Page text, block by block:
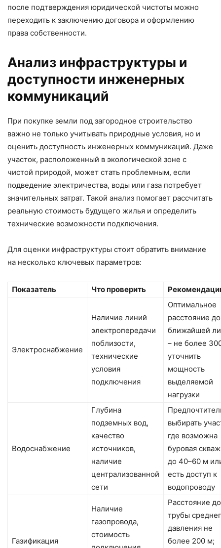
после подтверждения юридической чистоты можно
переходить к заключению договора и оформлению
права собственности.
Анализ инфраструктуры и
доступности инженерных
коммуникаций
При покупке земли под загородное строительство
важно не только учитывать природные условия, но и
оценить доступность инженерных коммуникаций. Даже
участок, расположенный в экологической зоне с
чистой природой, может стать проблемным, если
подведение электричества, воды или газа потребует
значительных затрат. Такой анализ помогает рассчитать
реальную стоимость будущего жилья и определить
технические возможности подключения.
Для оценки инфраструктуры стоит обратить внимание
на несколько ключевых параметров:
Показатель Что проверить
Электроснабжение
Наличие линий
электропередачи
поблизости,
технические
условия
подключения
Оптимальное
расстояние до
ближайшей
– не более
уточнить
мощность
выделяемой
нагрузки
Водоснабжение
Глубина
подземных вод,
качество
источников,
наличие
централизованной
сети
выбирать
где возможна
буровая
до 40–60 м
есть доступ к
водопроводу
Газификация
Наличие
газопровода,
стоимость
Расстояние до
трубы
давления не
более 200 м;